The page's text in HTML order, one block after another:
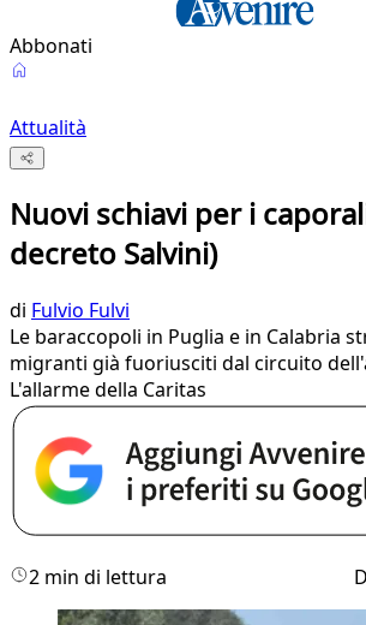
Abbonati
Attualità
Nuovi schiavi per i
decreto Salvini)
di Fulvio Fulvi
Le baraccopoli in Puglia e in Calabria
migranti già fuoriusciti dal circuito
L'allarme della Caritas
2 min di lettura